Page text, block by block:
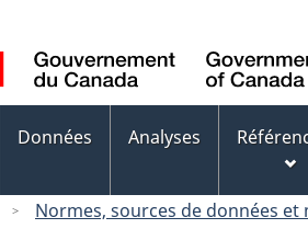
Données Analyses
Normes, sources de données et